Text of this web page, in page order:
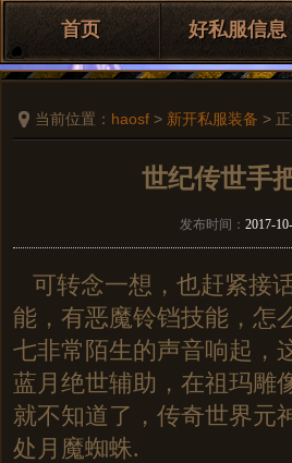
首页 好私服信息
当前位置： haosf > 新开私服装备 >
世纪传世手
发布时间： 2017-
可转念一想，也赶紧接
能，有恶魔铃铛技能，怎
七非常陌生的声音响起，
蓝月绝世辅助，在祖玛雕
就不知道了，传奇世界元
处月魔蜘蛛.